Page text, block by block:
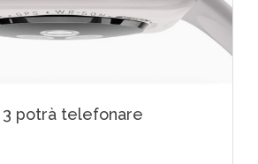
potrà telefonare